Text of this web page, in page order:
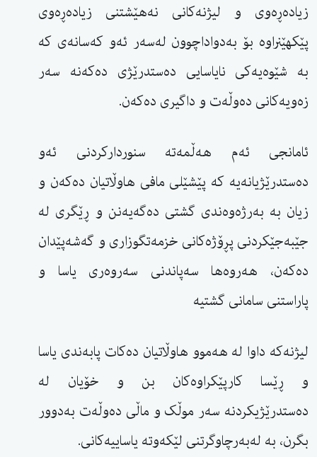
زیادەڕەوی و لیژنەکانی نەهێشتنی زیادەڕەوی
پێکهێنراوە بۆ بەدواداچوون لەسەر ئەو کەسانەی کە
بە شێوەیەکی نایاسایی دەستدرێژی دەکەنە سەر
زەویەکانی دەوڵەت و داگیری دەکەن.
ئامانجی ئەم هەڵمەتە سنوردارکردنی ئەو
دەستدرێژیانەیە کە پێشێلی مافی هاوڵاتیان دەکەن و
زیان بە بەرژەوەندی گشتی دەگەیەنن و ڕێگری لە
جێبەجێکردنی پڕۆژەکانی خزمەتگوزاری و گەشەپێدان
دەکەن، هەروەها سەپاندنی سەروەری یاسا و
پاراستنی سامانی گشتیە
لیژنەکە داوا لە هەموو هاوڵاتیان دەکات پابەندی یاسا
و ڕێسا کارپێکراوەکان بن و خۆیان لە
دەستدرێژیکردنە سەر موڵک و ماڵی دەوڵەت بەدوور
بگرن، بە لەبەرچاوگرتنی لێکەوتە یاساییەکانی.